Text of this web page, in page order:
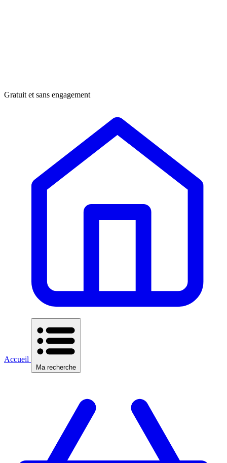
Gratuit et sans engagement
Accueil
Ma recherche